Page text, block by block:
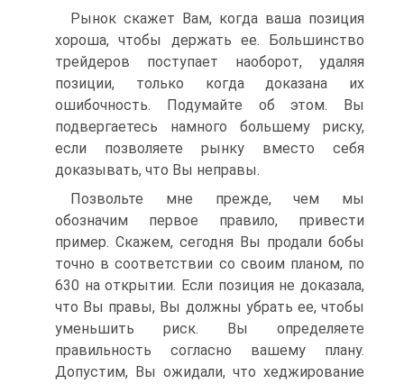
Рынок скажет Вам, когда ваша позиция
хороша, чтобы держать ее. Большинство
трейдеров поступает наоборот, удаляя
позиции, только когда доказана их
ошибочность. Подумайте об этом. Вы
подвергаетесь намного большему риску,
если позволяете рынку вместо себя
доказывать, что Вы неправы.
Позвольте мне прежде, чем мы
обозначим первое правило, привести
пример. Скажем, сегодня Вы продали бобы
точно в соответствии со своим планом, по
630 на открытии. Если позиция не доказала,
что Вы правы, Вы должны убрать ее, чтобы
уменьшить риск. Вы определяете
правильность согласно вашему плану.
Допустим, Вы ожидали, что хеджирование